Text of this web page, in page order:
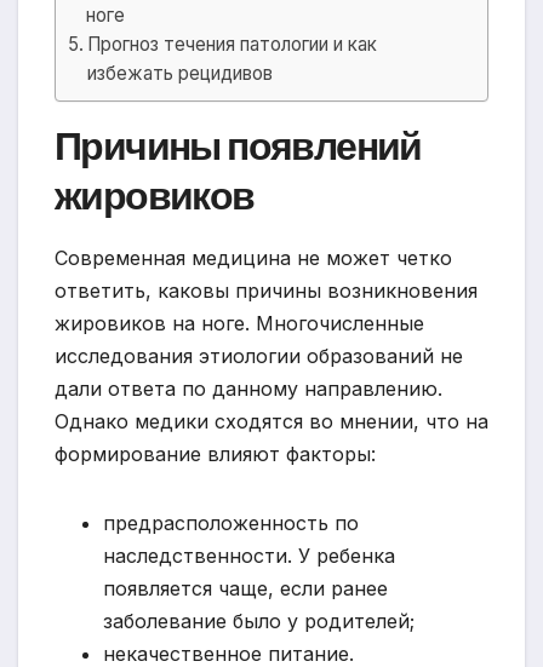
ноге
Прогноз течения патологии и как
избежать рецидивов
Причины появлений
жировиков
Современная медицина не может четко
ответить, каковы причины возникновения
жировиков на ноге. Многочисленные
исследования этиологии образований не
дали ответа по данному направлению.
Однако медики сходятся во мнении, что на
формирование влияют факторы:
предрасположенность по
наследственности. У ребенка
появляется чаще, если ранее
заболевание было у родителей;
некачественное питание.